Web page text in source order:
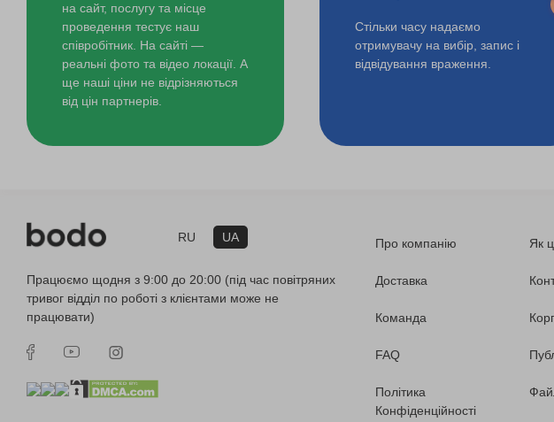
на сайт, послугу та місце
проведення тестує наш
співробітник. На сайті —
реальні фото та відео локації. А
ще наші ціни не відрізняються
від цін партнерів.
Стільки часу надаємо
отримувачу на вибір, запис і
відвідування враження.
RU UA
Працюємо щодня з 9:00 до 20:00 (під час повітряних
тривог відділ по роботі з клієнтами може не
працювати)
Про компанію Як
Доставка
Команда
FAQ
Політика
Конфіденційності